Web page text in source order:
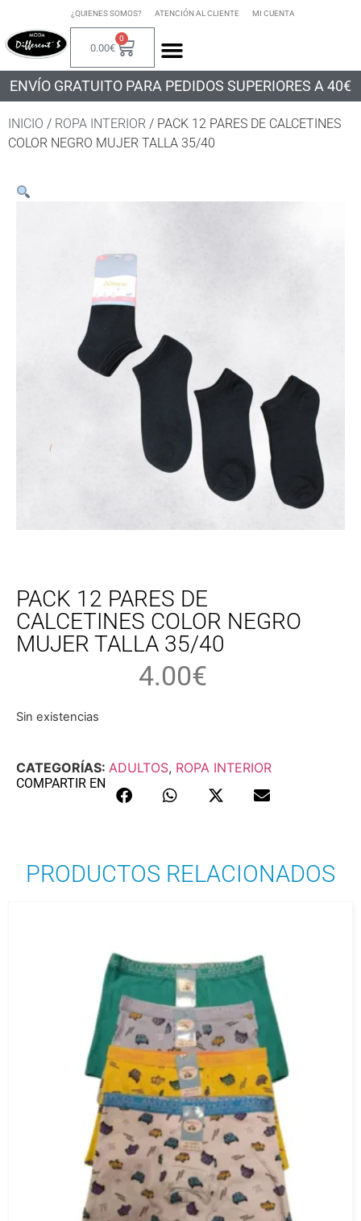
¿QUIENES SOMOS? ATENCIÓN AL CLIENTE MI CUENTA
0.00€
0
ENVÍO GRATUITO PARA PEDIDOS SUPERIORES A 40€
INICIO / ROPA INTERIOR / PACK 12 PARES DE CALCETINES
COLOR NEGRO MUJER TALLA 35/40
PACK 12 PARES DE
CALCETINES COLOR NEGRO
MUJER TALLA 35/40
4.00€
Sin existencias
CATEGORÍAS: ADULTOS, ROPA INTERIOR
COMPARTIR EN
PRODUCTOS RELACIONADOS